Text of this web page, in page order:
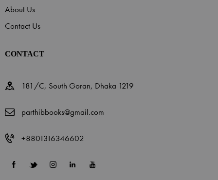
About Us
Contact Us
CONTACT
181/C, South Goran, Dhaka 1219
parthibbooks@gmail.com
+8801316346602